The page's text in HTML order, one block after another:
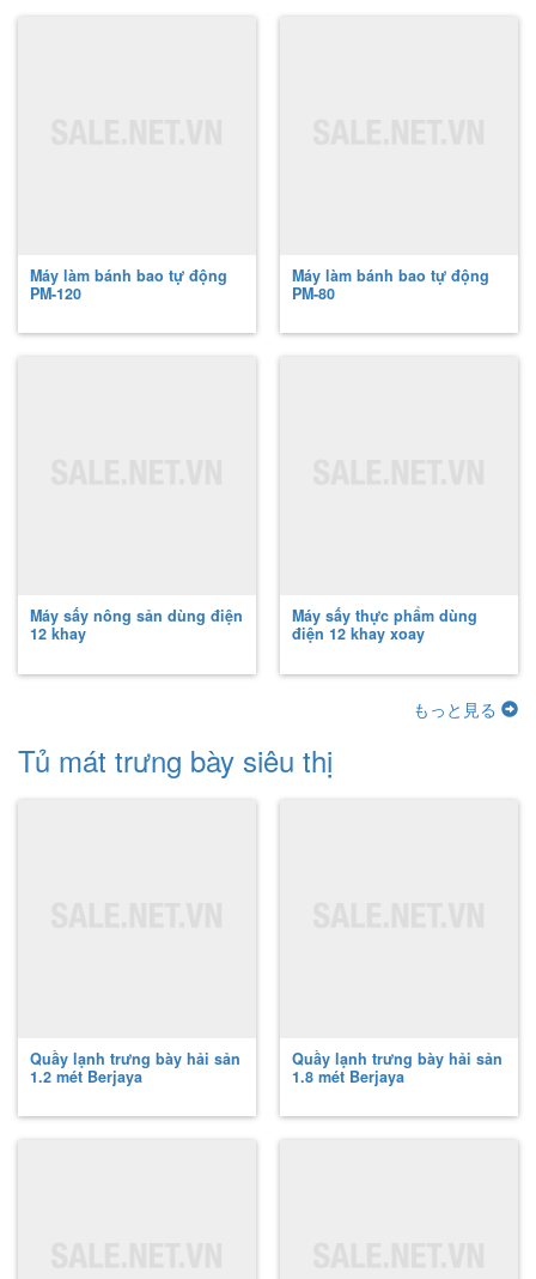
Máy làm bánh bao tự động
PM-120
Máy làm bánh bao tự động
PM-80
Máy sấy nông sản dùng điện
12 khay
Máy sấy thực phẩm dùng
điện 12 khay xoay
もっと見る
Tủ mát trưng bày siêu thị
Quầy lạnh trưng bày hải sản
1.2 mét Berjaya
Quầy lạnh trưng bày hải sản
1.8 mét Berjaya